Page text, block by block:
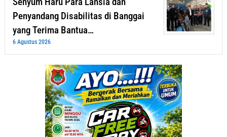
Penyandang Disabilitas di Banggai
yang Terima Bantua…
6 Agustus 2026